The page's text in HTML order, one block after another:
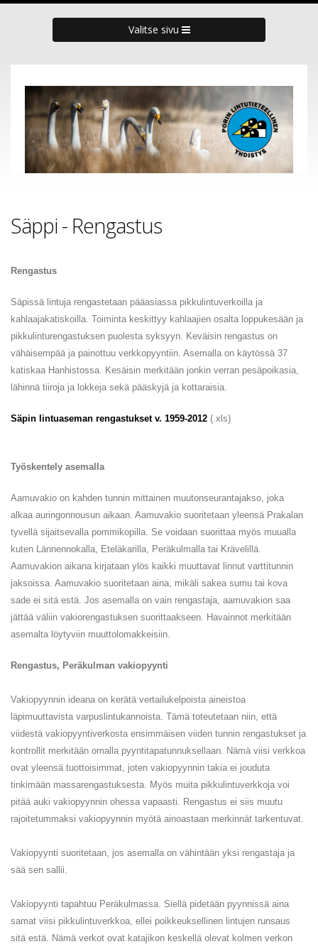
Valitse sivu
Säppi - Rengastus
Rengastus
Säpissä lintuja rengastetaan pääasiassa pikkulintuverkoilla ja
kahlaajakatiskoilla. Toiminta keskittyy kahlaajien osalta loppukesään ja
pikkulinturengastuksen puolesta syksyyn. Keväisin rengastus on
vähäisempää ja painottuu verkkopyyntiin. Asemalla on käytössä 37
katiskaa Hanhistossa. Kesäisin merkitään jonkin verran pesäpoikasia,
lähinnä tiiroja ja lokkeja sekä pääskyjä ja kottaraisia.
Säpin lintuaseman rengastukset v. 1959-2012 (.xls)
Työskentely asemalla
Aamuvakio on kahden tunnin mittainen muutonseurantajakso, joka
alkaa auringonnousun aikaan. Aamuvakio suoritetaan yleensä Prakalan
tyvellä sijaitsevalla pommikopilla. Se voidaan suorittaa myös muualla
kuten Lännennokalla, Eteläkarilla, Peräkulmalla tai Krävelillä.
Aamuvakion aikana kirjataan ylös kaikki muuttavat linnut varttitunnin
jaksoissa. Aamuvakio suoritetaan aina, mikäli sakea sumu tai kova
sade ei sitä estä. Jos asemalla on vain rengastaja, aamuvakion saa
jättää väliin vakiorengastuksen suorittaakseen. Havainnot merkitään
asemalta löytyviin muuttolomakkeisiin.
Rengastus, Peräkulman vakiopyynti
Vakiopyynnin ideana on kerätä vertailukelpoista aineistoa
läpimuuttavista varpuslintukannoista. Tämä toteutetaan niin, että
viidestä vakiopyyntiverkosta ensimmäisen viiden tunnin rengastukset ja
kontrollit merkitään omalla pyyntitapatunnuksellaan. Nämä viisi verkkoa
ovat yleensä tuottoisimmat, joten vakiopyynnin takia ei jouduta
tinkimään massarengastuksesta. Myös muita pikkulintuverkkoja voi
pitää auki vakiopyynnin ohessa vapaasti. Rengastus ei siis muutu
rajoitetummaksi vakiopyynnin myötä ainoastaan merkinnät tarkentuvat.
Vakiopyynti suoritetaan, jos asemalla on vähintään yksi rengastaja ja
sää sen sallii.
Vakiopyynti tapahtuu Peräkulmassa. Siellä pidetään pyynnissä aina
samat viisi pikkulintuverkkoa, ellei poikkeuksellinen lintujen runsaus
sitä estä. Nämä verkot ovat katajikon keskellä olevat kolmen verkon